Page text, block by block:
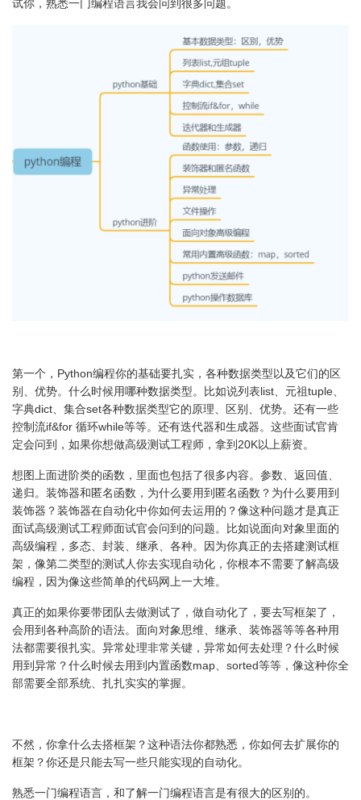
试你，熟悉一门编程语言我会问到很多问题。
第一个，Python编程你的基础要扎实，各种数据类型以及它们的区
别、优势。什么时候用哪种数据类型。比如说列表list、元祖tuple、
字典dict、集合set各种数据类型它的原理、区别、优势。还有一些
控制流if&for 循环while等等。还有迭代器和生成器。这些面试官肯
定会问到，如果你想做高级测试工程师，拿到20K以上薪资。
想图上面进阶类的函数，里面也包括了很多内容。参数、返回值、
递归。装饰器和匿名函数，为什么要用到匿名函数？为什么要用到
装饰器？装饰器在自动化中你如何去运用的？像这种问题才是真正
面试高级测试工程师面试官会问到的问题。比如说面向对象里面的
高级编程，多态、封装、继承、各种。因为你真正的去搭建测试框
架，像第二类型的测试人你去实现自动化，你根本不需要了解高级
编程，因为像这些简单的代码网上一大堆。
真正的如果你要带团队去做测试了，做自动化了，要去写框架了，
会用到各种高阶的语法。面向对象思维、继承、装饰器等等各种用
法都需要很扎实。异常处理非常关键，异常如何去处理？什么时候
用到异常？什么时候去用到内置函数map、sorted等等，像这种你全
部需要全部系统、扎扎实实的掌握。
不然，你拿什么去搭框架？这种语法你都熟悉，你如何去扩展你的
框架？你还是只能去写一些只能实现的自动化。
熟悉一门编程语言，和了解一门编程语言是有很大的区别的。